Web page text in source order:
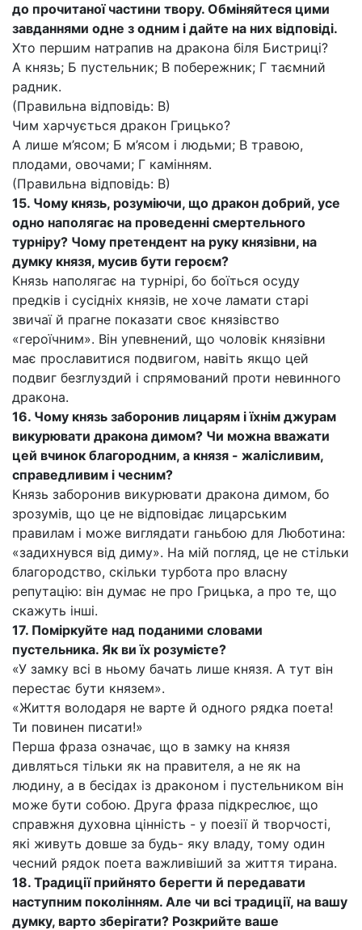
до прочитаної частини твору. Обміняйтеся цими
завданнями одне з одним і дайте на них відповіді.
Хто першим натрапив на дракона біля Бистриці?
А князь; Б пустельник; В побережник; Г таємний
радник.
(Правильна відповідь: В)
Чим харчується дракон Грицько?
А лише м’ясом; Б м’ясом і людьми; В травою,
плодами, овочами; Г камінням.
(Правильна відповідь: В)
15. Чому князь, розуміючи, що дракон добрий, усе
одно наполягає на проведенні смертельного
турніру? Чому претендент на руку князівни, на
думку князя, мусив бути героєм?
Князь наполягає на турнірі, бо боїться осуду
предків і сусідніх князів, не хоче ламати старі
звичаї й прагне показати своє князівство
«героїчним». Він упевнений, що чоловік князівни
має прославитися подвигом, навіть якщо цей
подвиг безглуздий і спрямований проти невинного
дракона.
16. Чому князь заборонив лицарям і їхнім джурам
викурювати дракона димом? Чи можна вважати
цей вчинок благородним, а князя - жалісливим,
справедливим і чесним?
Князь заборонив викурювати дракона димом, бо
зрозумів, що це не відповідає лицарським
правилам і може виглядати ганьбою для Люботина:
«задихнувся від диму». На мій погляд, це не стільки
благородство, скільки турбота про власну
репутацію: він думає не про Грицька, а про те, що
скажуть інші.
17. Поміркуйте над поданими словами
пустельника. Як ви їх розумієте?
«У замку всі в ньому бачать лише князя. А тут він
перестає бути князем».
«Життя володаря не варте й одного рядка поета!
Ти повинен писати!»
Перша фраза означає, що в замку на князя
дивляться тільки як на правителя, а не як на
людину, а в бесідах із драконом і пустельником він
може бути собою. Друга фраза підкреслює, що
справжня духовна цінність - у поезії й творчості,
які живуть довше за будь- яку владу, тому один
чесний рядок поета важливіший за життя тирана.
18. Традиції прийнято берегти й передавати
наступним поколінням. Але чи всі традиції, на вашу
думку, варто зберігати? Розкрийте ваше